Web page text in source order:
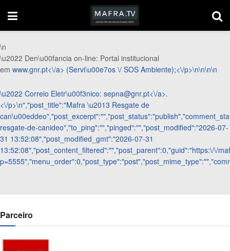
\n
\u2022 Den\u00fancia on-line: Portal institucional
em www.gnr.pt<\/a> (Servi\u00e7os \/ SOS Ambiente);<\/p>\n\n\n\n
\u2022 Correio Eletr\u00f3nico: sepna@gnr.pt<\/a>.
<\/p>\n","post_title":"Mafra \u2013 Resgate de
resgate-de-canideo","to_ping":"","pinged":"","post_modified":"2026-07-
31 13:52:08","post_modified_gmt":"2026-07-31
13:52:08","post_content_filtered":"","post_parent":0,"guid":"https:\/\/
Parceiro